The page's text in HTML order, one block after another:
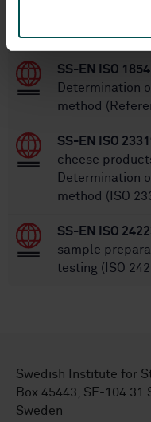
STANDARDS
SS-EN ISO
Determination
method
SS-EN ISO
cheese
Determination
method (ISO
SS-EN ISO
sample
testing (ISO
Swedish Institute for
Box 45443, SE-104 31
Sweden